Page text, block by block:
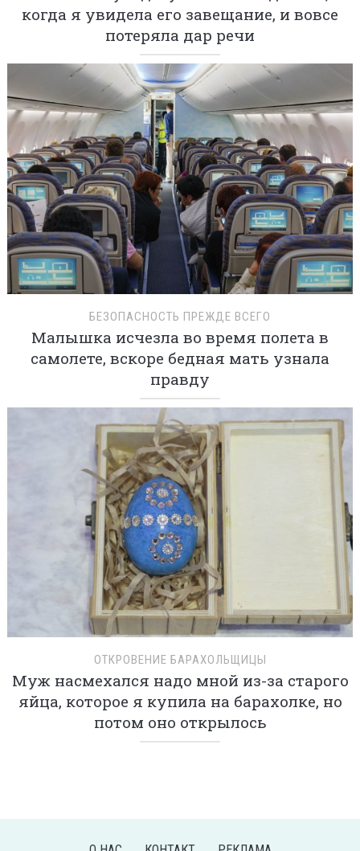
когда я увидела его завещание, и вовсе
потеряла дар речи
БЕЗОПАСНОСТЬ ПРЕЖДЕ ВСЕГО
Малышка исчезла во время полета в
самолете, вскоре бедная мать узнала
правду
ОТКРОВЕНИЕ БАРАХОЛЬЩИЦЫ
Муж насмехался надо мной из-за старого
яйца, которое я купила на барахолке, но
потом оно открылось